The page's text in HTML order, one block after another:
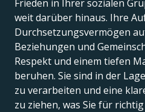
Frieden in Ihrer sozialen
weit darüber hinaus. Ihre
Durchsetzungsvermögen
Beziehungen und
Respekt und einem tiefen
beruhen. Sie sind in der
zu verarbeiten und eine
zu ziehen, was Sie für